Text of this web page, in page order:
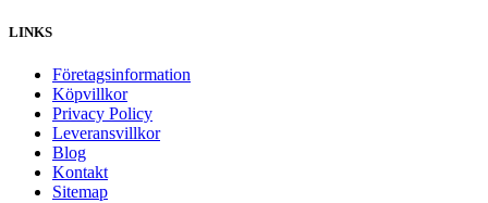
LINKS
Företagsinformation
Köpvillkor
Privacy Policy
Leveransvillkor
Blog
Kontakt
Sitemap